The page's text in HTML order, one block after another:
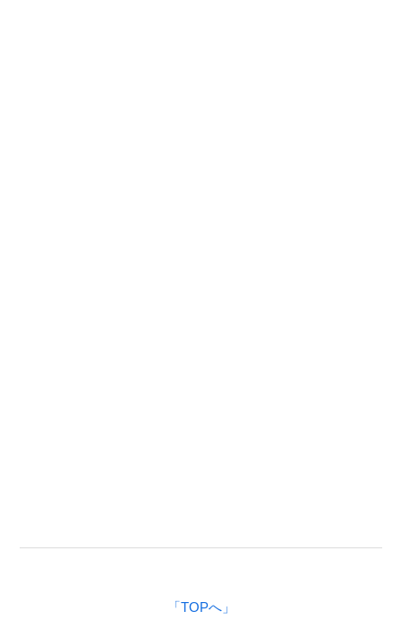
「TOPへ」